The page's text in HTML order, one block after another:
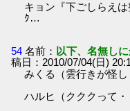
キョン『下ごしらえ
ｸ…
54 名前： 以下、名無し
稿日：2010/07/04(日)
みくる（雲行きが怪し
ハルヒ（クククって・